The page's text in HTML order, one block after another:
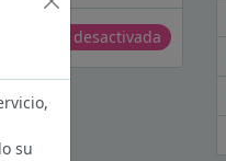
Oferta desactivada
su